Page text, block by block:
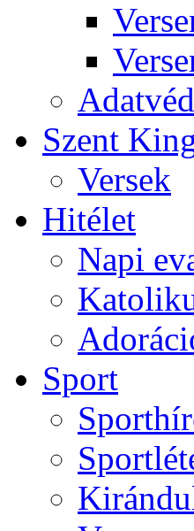
Szent
Versek
Hitélet
Napi
Sport